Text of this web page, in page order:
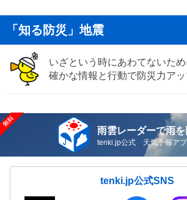
「知る防災」地震
いざという時にあわてないため
確かな情報と行動で防災力ア
雨雲レーダーで雨を
tenki.jp公式 天気予報アプ
tenki.jp公式SNS